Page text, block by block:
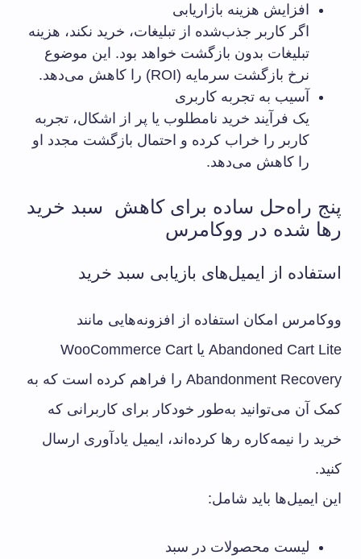
افزایش هزینه بازاریابی
اگر کاربر جذب‌شده از تبلیغات، خرید نکند، هزینه
تبلیغات بدون بازگشت خواهد بود. این موضوع
نرخ بازگشت سرمایه (ROI) را کاهش می‌دهد.
آسیب به تجربه کاربری
یک فرآیند خرید نامطلوب یا پر از اشکال، تجربه
کاربر را خراب کرده و احتمال بازگشت مجدد او
را کاهش می‌دهد.
پنج راه‌حل ساده برای کاهش سبد خرید
رها شده در ووکامرس
استفاده از ایمیل‌های بازیابی سبد خرید
ووکامرس امکان استفاده از افزونه‌هایی مانند
Abandoned Cart Lite یا WooCommerce Cart
Abandonment Recovery را فراهم کرده است که به
کمک آن می‌توانید به‌طور خودکار برای کاربرانی که
خرید را نیمه‌کاره رها کرده‌اند، ایمیل یادآوری ارسال
کنید.
این ایمیل‌ها باید شامل:
لیست محصولات در سبد